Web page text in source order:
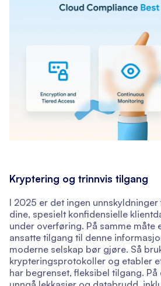
Kryptering og trinnvis tilgang
I 2025 er det ingen
dine, spesielt konfidensielle
under overføring. På samme måte
ansatte tilgang til denne
moderne selskap bør gjøre. Så
krypteringsprotokoller og etabler
har begrenset, fleksibel tilgang. På